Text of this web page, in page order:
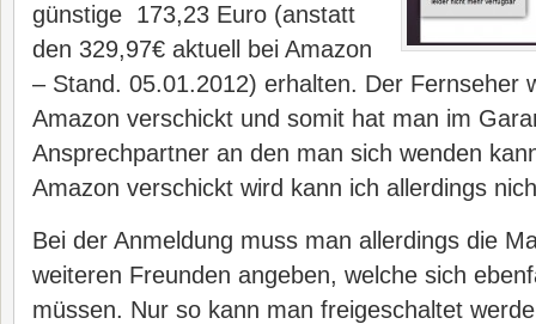
günstige 173,23 Euro (anstatt
den 329,97€ aktuell bei Amazon
– Stand. 05.01.2012) erhalten. Der Fernseher
Amazon verschickt und somit hat man im
Ansprechpartner an den man sich wenden
Amazon verschickt wird kann ich allerdings
Bei der Anmeldung muss man allerdings die
weiteren Freunden angeben, welche sich
müssen. Nur so kann man freigeschaltet